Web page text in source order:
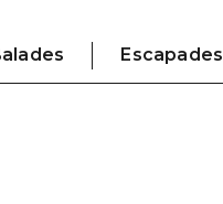
Escapades